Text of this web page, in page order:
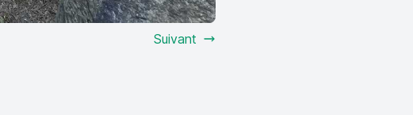
Suivant